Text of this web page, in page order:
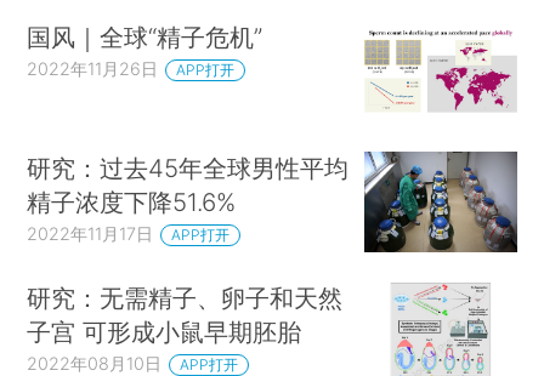
国风｜全球“精子危机”
2022年11月26日 APP打开
研究：过去45年全球男性平均
精子浓度下降51.6%
2022年11月17日 APP打开
研究：无需精子、卵子和天然
子宫 可形成小鼠早期胚胎
2022年08月10日 APP打开